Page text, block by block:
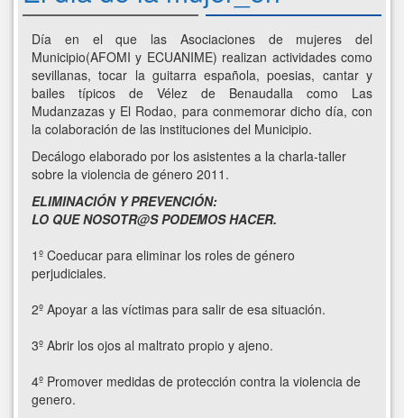
Día en el que las Asociaciones de mujeres del
Municipio(AFOMI y ECUANIME) realizan actividades como
sevillanas, tocar la guitarra española, poesias, cantar y
bailes típicos de Vélez de Benaudalla como Las
Mudanzazas y El Rodao, para conmemorar dicho día, con
la colaboración de las instituciones del Municipio.
Decálogo elaborado por los asistentes a la charla-taller
sobre la violencia de género 2011.
ELIMINACIÓN Y PREVENCIÓN:
LO QUE NOSOTR@S PODEMOS HACER.
1º Coeducar para eliminar los roles de género
perjudiciales.
2º Apoyar a las víctimas para salir de esa situación.
3º Abrir los ojos al maltrato propio y ajeno.
4º Promover medidas de protección contra la violencia de
genero.